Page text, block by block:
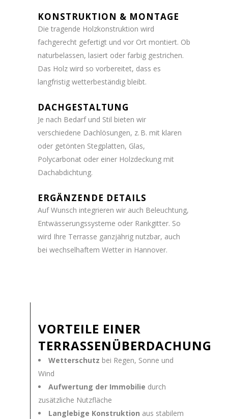
KONSTRUKTION & MONTAGE
Die tragende Holzkonstruktion wird
fachgerecht gefertigt und vor Ort montiert. Ob
naturbelassen, lasiert oder farbig gestrichen.
Das Holz wird so vorbereitet, dass es
langfristig wetterbeständig bleibt.
DACHGESTALTUNG
Je nach Bedarf und Stil bieten wir
verschiedene Dachlösungen, z. B. mit klaren
oder getönten Stegplatten, Glas,
Polycarbonat oder einer Holzdeckung mit
Dachabdichtung.
ERGÄNZENDE DETAILS
Auf Wunsch integrieren wir auch Beleuchtung,
Entwässerungssysteme oder Rankgitter. So
wird Ihre Terrasse ganzjährig nutzbar, auch
bei wechselhaftem Wetter in Hannover.
VORTEILE EINER
TERRASSENÜBERDACHUNG
Wetterschutz bei Regen, Sonne und
Wind
Aufwertung der Immobilie durch
zusätzliche Nutzfläche
Langlebige Konstruktion aus stabilem